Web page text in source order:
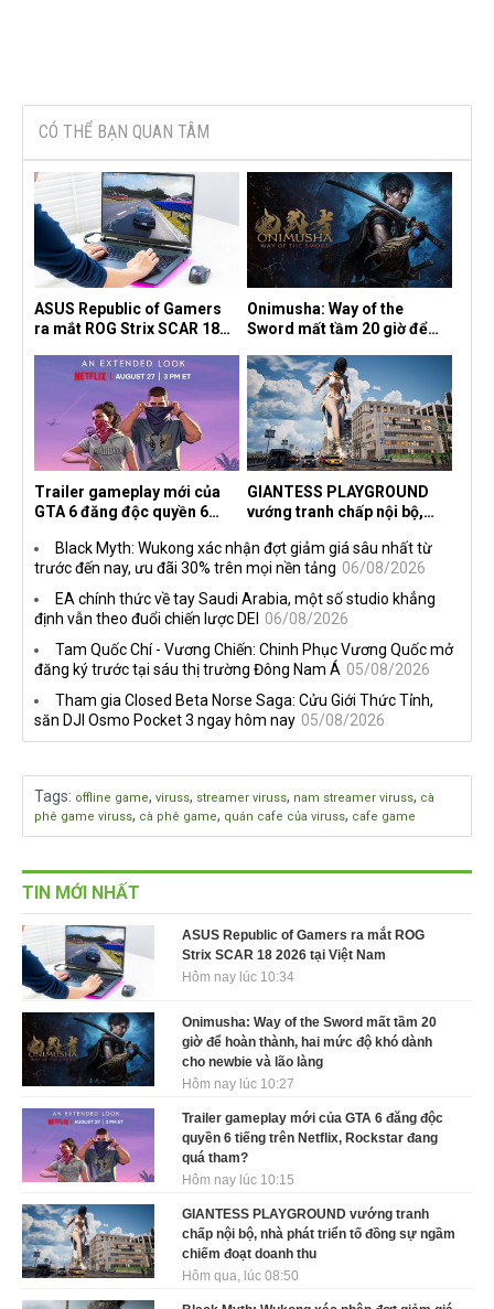
CÓ THỂ BẠN QUAN TÂM
ASUS Republic of Gamers
ra mắt ROG Strix SCAR 18
Onimusha: Way of the
Sword mất tầm 20 giờ để
dành cho newbie và lão làng
Trailer gameplay mới của
GTA 6 đăng độc quyền 6
đang quá tham?
GIANTESS PLAYGROUND
vướng tranh chấp nội bộ,
ngầm chiếm đoạt doanh thu
Black Myth: Wukong xác nhận đợt giảm giá sâu nhất từ
trước đến nay, ưu đãi 30% trên mọi nền tảng 06/08/2026
EA chính thức về tay Saudi Arabia, một số studio khẳng
định vẫn theo đuổi chiến lược DEI 06/08/2026
Tam Quốc Chí - Vương Chiến: Chinh Phục Vương Quốc mở
đăng ký trước tại sáu thị trường Đông Nam Á 05/08/2026
Tham gia Closed Beta Norse Saga: Cửu Giới Thức Tỉnh,
săn DJI Osmo Pocket 3 ngay hôm nay 05/08/2026
Tags: offline game, viruss, streamer viruss, nam streamer viruss, cà
phê game viruss, cà phê game, quán cafe của viruss, cafe game
TIN MỚI NHẤT
ASUS Republic of Gamers ra mắt ROG
Strix SCAR 18 2026 tại Việt Nam
Hôm nay lúc 10:34
Onimusha: Way of the Sword mất tầm 20
giờ để hoàn thành, hai mức độ khó dành
cho newbie và lão làng
Hôm nay lúc 10:27
Trailer gameplay mới của GTA 6 đăng độc
quyền 6 tiếng trên Netflix, Rockstar đang
quá tham?
Hôm nay lúc 10:15
GIANTESS PLAYGROUND vướng tranh
chấp nội bộ, nhà phát triển tố đồng sự ngầm
chiếm đoạt doanh thu
Hôm qua, lúc 08:50